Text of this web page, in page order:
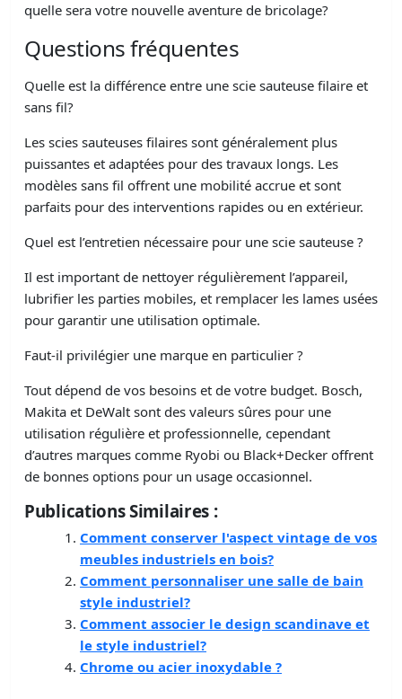
quelle sera votre nouvelle aventure de bricolage?
Questions fréquentes
Quelle est la différence entre une scie sauteuse filaire et
sans fil?
Les scies sauteuses filaires sont généralement plus
puissantes et adaptées pour des travaux longs. Les
modèles sans fil offrent une mobilité accrue et sont
parfaits pour des interventions rapides ou en extérieur.
Quel est l’entretien nécessaire pour une scie sauteuse ?
Il est important de nettoyer régulièrement l’appareil,
lubrifier les parties mobiles, et remplacer les lames usées
pour garantir une utilisation optimale.
Faut-il privilégier une marque en particulier ?
Tout dépend de vos besoins et de votre budget. Bosch,
Makita et DeWalt sont des valeurs sûres pour une
utilisation régulière et professionnelle, cependant
d’autres marques comme Ryobi ou Black+Decker offrent
de bonnes options pour un usage occasionnel.
Publications Similaires :
Comment conserver l'aspect vintage de vos
meubles industriels en bois?
Comment personnaliser une salle de bain
style industriel?
Comment associer le design scandinave et
le style industriel?
Chrome ou acier inoxydable ?